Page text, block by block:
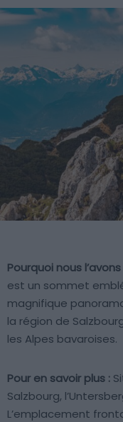
Pourquoi nous
est un sommet
magnifique
la région de
les Alpes bavaroises.
Pour en savoir plus :
Salzbourg,
L’emplacement